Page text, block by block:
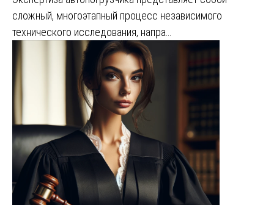
сложный, многоэтапный процесс независимого
технического исследования, напра…